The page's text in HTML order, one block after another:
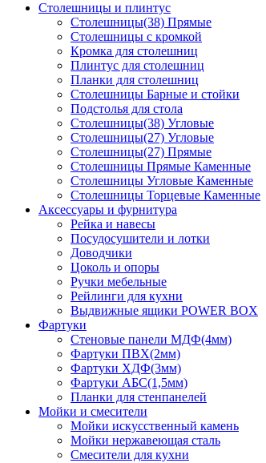
Столешницы и плинтус
Столешницы(38) Прямые
Столешницы с кромкой
Кромка для столешниц
Плинтус для столешниц
Планки для столешниц
Столешницы Барные и стойки
Подстолья для стола
Столешницы(38) Угловые
Столешницы(27) Угловые
Столешницы(27) Прямые
Столешницы Прямые Каменные
Столешницы Угловые Каменные
Столешницы Торцевые Каменные
Аксессуары и фурнитура
Рейка и навесы
Посудосушители и лотки
Доводчики
Цоколь и опоры
Ручки мебельные
Рейлинги для кухни
Выдвижные ящики POWER BOX
Фартуки
Стеновые панели МДФ(4мм)
Фартуки ПВХ(2мм)
Фартуки ХДФ(3мм)
Фартуки АБС(1,5мм)
Планки для стенпанелей
Мойки и смесители
Мойки искусственный камень
Мойки нержавеющая сталь
Смесители для кухни